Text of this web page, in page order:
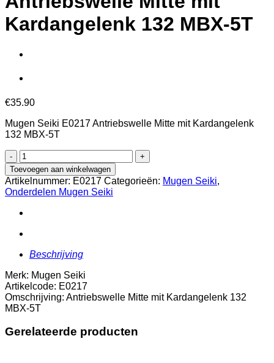
Kardangelenk 132 MBX-5T
€35.90
Mugen Seiki E0217 Antriebswelle Mitte mit Kardangelenk
132 MBX-5T
Antriebswelle
Mitte
mit
Kardangelenk
132
MBX-
aantal
Toevoegen aan winkelwagen
Artikelnummer: E0217 Categorieën: Mugen Seiki,
Onderdelen Mugen Seiki
Beschrijving
Merk: Mugen Seiki
Artikelcode: E0217
Omschrijving: Antriebswelle Mitte mit Kardangelenk 132
MBX-5T
Gerelateerde producten